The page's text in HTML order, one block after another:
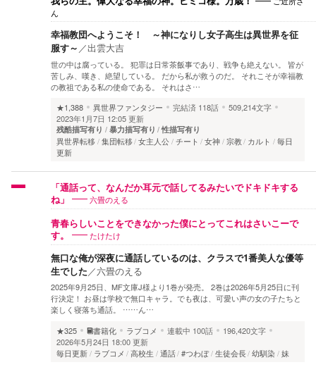
ん
幸福教団へようこそ！ ～神になりし女子高生は異世界を征
服す～ ／出雲大吉
世の中は腐っている。 犯罪は日常茶飯事であり、戦争も絶えない。 皆が
苦しみ、嘆き、絶望している。 だから私が救うのだ。 それこそが幸福教
の教祖である私の使命である。 それはさ…
★1,388
異世界ファンタジー 完結済 118話
509,214文字
2023年1月7日 12:05 更新
残酷描写有り 暴力描写有り 性描写有り
異世界転移 集団転移 女主人公 チート 女神 宗教 カルト
毎日
更新
「通話って、なんだか耳元で話してるみたいでドキドキする
ね」
六畳のえる
青春らしいことをできなかった僕にとってこれはさいこーで
す。
たけたけ
無口な俺が深夜に通話しているのは、クラスで1番美人な優等
生でした ／六畳のえる
2025年9月25日、MF文庫J様より1巻が発売。 2巻は2026年5月25日に刊
行決定！ お昼は学校で無口キャラ。でも夜は、可愛い声の女の子たちと
楽しく寝落ち通話。 ……ん…
★325
書籍化 ラブコメ 連載中 100話
196,420文字
2026年5月24日 18:00 更新
毎日更新
ラブコメ 高校生 通話 #つわぼ 生徒会長 幼馴染 妹